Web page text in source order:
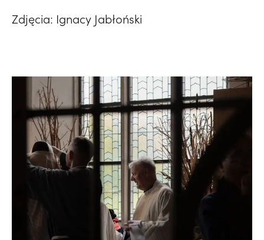
Zdjęcia: Ignacy Jabłoński